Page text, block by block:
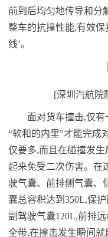
前到后均匀地传导和分
整车的抗撞性能,有效保
线’。
[深圳汽航院
面对货车撞击,仅有
“软和的内里”才能完成
仅要多,而且在碰撞发生
起来免受二次伤害。在
驶气囊、前排侧气囊、
囊总容积达到350L,保
副驾驶气囊120L,前排
全带,在撞击发生瞬间就